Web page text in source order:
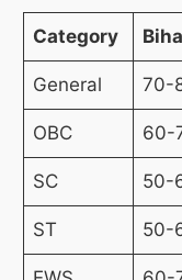
Category
General 70-
OBC 60-
SC 50-
ST 50-